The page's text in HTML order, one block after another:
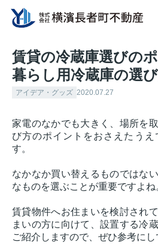
賃貸の冷蔵庫選びの
暮らし用冷蔵庫の選
アイデア・グッズ 2020.07.27
家電のなかでも大きく、場所を
び方のポイントをおさえたう
す。
なかなか買い替えるものではな
なものを選ぶことが重要ですよね
賃貸物件へお住まいを検討され
まいの方に向けて、設置する冷
ご紹介しますので、ぜひ参考にし